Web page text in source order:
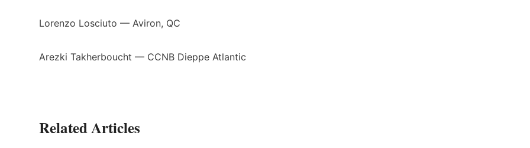
Lorenzo Losciuto — Aviron, QC
Arezki Takherboucht — CCNB Dieppe Atlantic
Related Articles